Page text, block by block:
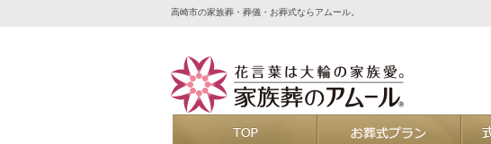
高崎市の家族葬・葬儀・お葬式ならアムール。